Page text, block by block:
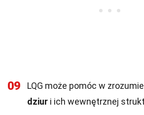
09 LQG może pomóc w
dziur i ich wewnętrznej